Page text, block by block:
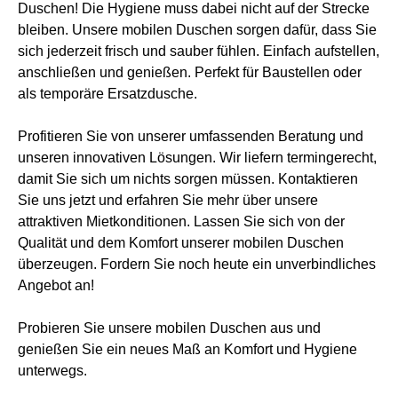
Duschen! Die Hygiene muss dabei nicht auf der Strecke
bleiben. Unsere mobilen Duschen sorgen dafür, dass Sie
sich jederzeit frisch und sauber fühlen. Einfach aufstellen,
anschließen und genießen. Perfekt für Baustellen oder
als temporäre Ersatzdusche.
Profitieren Sie von unserer umfassenden Beratung und
unseren innovativen Lösungen. Wir liefern termingerecht,
damit Sie sich um nichts sorgen müssen. Kontaktieren
Sie uns jetzt und erfahren Sie mehr über unsere
attraktiven Mietkonditionen. Lassen Sie sich von der
Qualität und dem Komfort unserer mobilen Duschen
überzeugen. Fordern Sie noch heute ein unverbindliches
Angebot an!
Probieren Sie unsere mobilen Duschen aus und
genießen Sie ein neues Maß an Komfort und Hygiene
unterwegs.